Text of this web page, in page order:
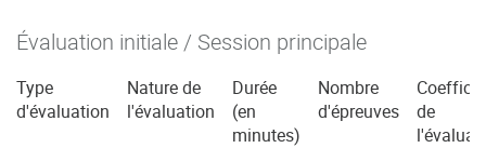
Évaluation initiale / Session principale
Type
d'évaluation
Nature de
l'évaluation
Durée
(en
minutes)
Nombre
d'épreuves
de